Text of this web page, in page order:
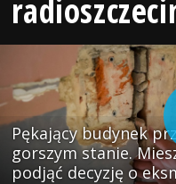
Pękający budynek
gorszym stanie.
podjąć decyzję o